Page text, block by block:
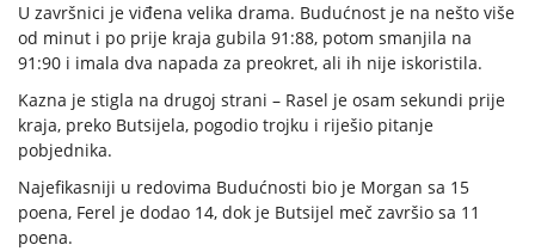
U završnici je viđena velika drama. Budućnost je na nešto više
od minut i po prije kraja gubila 91:88, potom smanjila na
91:90 i imala dva napada za preokret, ali ih nije iskoristila.
Kazna je stigla na drugoj strani – Rasel je osam sekundi prije
kraja, preko Butsijela, pogodio trojku i riješio pitanje
pobjednika.
Najefikasniji u redovima Budućnosti bio je Morgan sa 15
poena, Ferel je dodao 14, dok je Butsijel meč završio sa 11
poena.